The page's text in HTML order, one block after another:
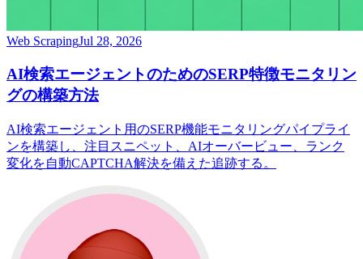
Web ScrapingJul 28, 2026
AI検索エージェントのためのSERP特徴モニタリン
グの構築方法
AI検索エージェント用のSERP機能モニタリングパイプライ
ンを構築し、注目スニペット、AIオーバービュー、ランク
変化を自動CAPTCHA解決を備えた追跡する。